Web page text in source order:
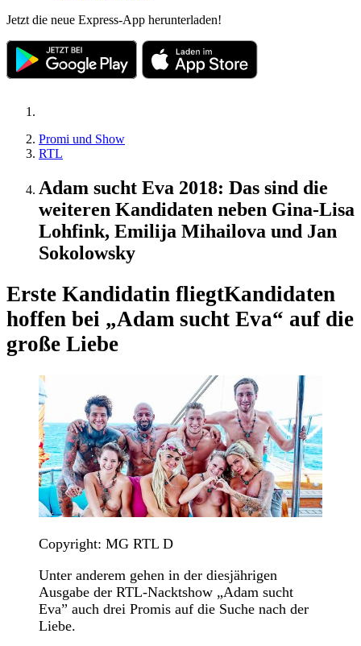
Jetzt die neue Express-App herunterladen!
Promi und Show
RTL
Adam sucht Eva 2018: Das sind die
weiteren Kandidaten neben Gina-Lisa
Lohfink, Emilija Mihailova und Jan
Sokolowsky
Erste Kandidatin fliegtKandidaten
hoffen bei „Adam sucht Eva“ auf die
große Liebe
Copyright: MG RTL D
Unter anderem gehen in der diesjährigen
Ausgabe der RTL-Nacktshow „Adam sucht
Eva” auch drei Promis auf die Suche nach der
Liebe.